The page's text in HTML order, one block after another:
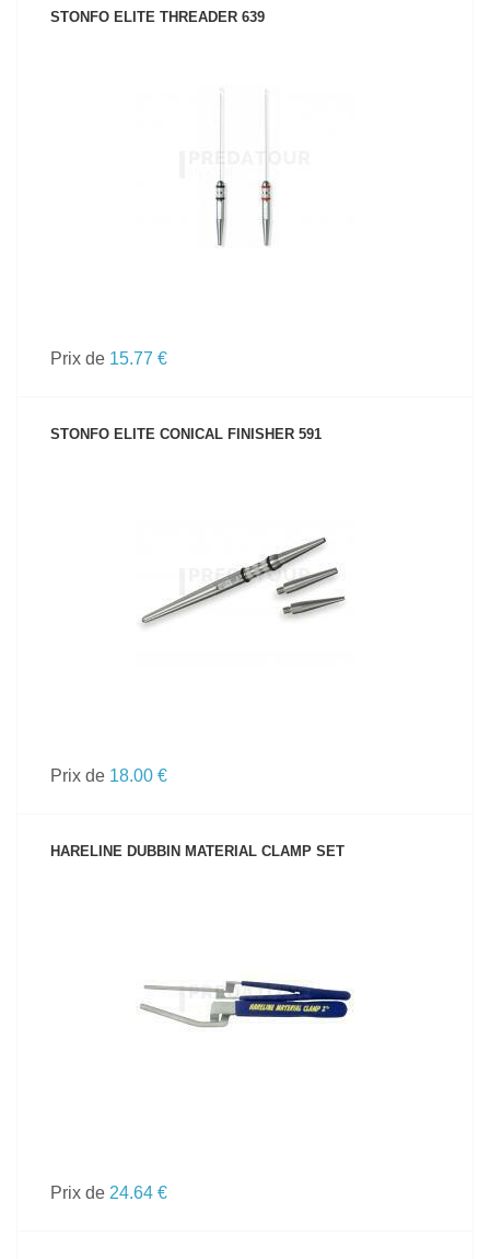
STONFO ELITE THREADER 639
Prix de 15.77 €
STONFO ELITE CONICAL FINISHER 591
VOIR LE PRODUIT
Prix de 18.00 €
HARELINE DUBBIN MATERIAL CLAMP SET
Prix de 24.64 €